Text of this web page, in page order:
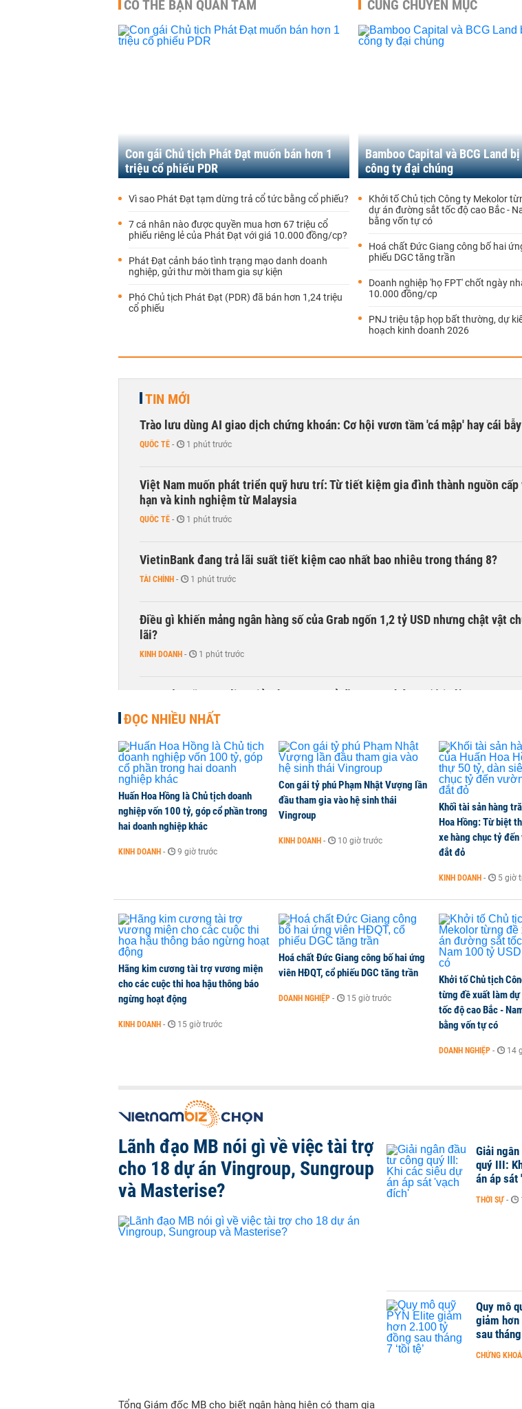
CÓ THỂ BẠN QUAN TÂM
Con gái Chủ tịch Phát Đạt muốn bán hơn 1
triệu cổ phiếu PDR
Vì sao Phát Đạt tạm dừng trả cổ tức bằng cổ phiếu?
7 cá nhân nào được quyền mua hơn 67 triệu cổ
phiếu riêng lẻ của Phát Đạt với giá 10.000 đồng/cp?
Phát Đạt cảnh báo tình trạng mạo danh doanh
nghiệp, gửi thư mời tham gia sự kiện
Phó Chủ tịch Phát Đạt (PDR) đã bán hơn 1,24 triệu
cổ phiếu
CÙNG CHUYÊN MỤC
Bamboo Capital và BCG Land
công ty đại chúng
Khởi tố Chủ tịch Công ty Mekolor
dự án đường sắt tốc độ cao Bắc -
bằng vốn tự có
Hoá chất Đức Giang công bố hai
phiếu DGC tăng trần
Doanh nghiệp 'họ FPT' chốt ngày
10.000 đồng/cp
PNJ triệu tập họp bất thường, dự
hoạch kinh doanh 2026
TIN MỚI
Trào lưu dùng AI giao dịch chứng khoán: Cơ hội vươn tầm 'cá mập' hay cái
QUỐC TẾ - 1 phút trước
Việt Nam muốn phát triển quỹ hưu trí: Từ tiết kiệm gia đình thành nguồn cấp
hạn và kinh nghiệm từ Malaysia
QUỐC TẾ - 1 phút trước
VietinBank đang trả lãi suất tiết kiệm cao nhất bao nhiêu trong tháng 8?
TÀI CHÍNH - 1 phút trước
Điều gì khiến mảng ngân hàng số của Grab ngốn 1,2 tỷ USD nhưng chật vật
lãi?
KINH DOANH - 1 phút trước
Quy mô quỹ PYN Elite giảm hơn 2.100 tỷ đồng sau tháng 7 ‘tồi tệ’
CHỨNG KHOÁN - 1 phút trước
ĐỌC NHIỀU NHẤT
Huấn Hoa Hồng là Chủ tịch doanh
nghiệp vốn 100 tỷ, góp cổ phần trong
hai doanh nghiệp khác
KINH DOANH - 9 giờ trước
Con gái tỷ phú Phạm Nhật Vượng lần
đầu tham gia vào hệ sinh thái
Vingroup
KINH DOANH - 10 giờ trước
Khối tài sản hàng
Hoa Hồng: Từ biệt
xe hàng chục tỷ
đắt đỏ
KINH DOANH - 5 giờ
Hãng kim cương tài trợ vương miện
cho các cuộc thi hoa hậu thông báo
ngừng hoạt động
KINH DOANH - 15 giờ trước
Hoá chất Đức Giang công bố hai ứng
viên HĐQT, cổ phiếu DGC tăng trần
DOANH NGHIỆP - 15 giờ trước
Khởi tố Chủ tịch
từng đề xuất làm
tốc độ cao Bắc -
bằng vốn tự có
DOANH NGHIỆP - 14
Lãnh đạo MB nói gì về việc tài trợ
cho 18 dự án Vingroup, Sungroup
và Masterise?
Tổng Giám đốc MB cho biết ngân hàng hiện có tham gia
Giải
quý III:
án áp sát
THỜI SỰ -
Quy mô
giảm
sau tháng
CHỨNG